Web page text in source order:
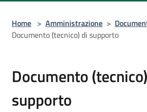
Home > Amministrazione >
Documento (tecnico) di supporto
Documento
supporto